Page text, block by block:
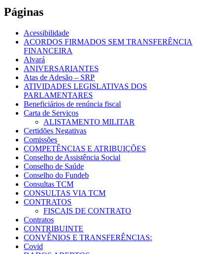
Páginas
Acessibilidade
ACORDOS FIRMADOS SEM TRANSFERÊNCIA
FINANCEIRA
Alvará
ANIVERSARIANTES
Atas de Adesão – SRP
ATIVIDADES LEGISLATIVAS DOS
PARLAMENTARES
Beneficiários de renúncia fiscal
Carta de Serviços
ALISTAMENTO MILITAR
Certidões Negativas
Comissões
COMPETÊNCIAS E ATRIBUIÇÕES
Conselho de Assistência Social
Conselho de Saúde
Conselho do Fundeb
Consultas TCM
CONSULTAS VIA TCM
CONTRATOS
FISCAIS DE CONTRATO
Contratos
CONTRIBUINTE
CONVÊNIOS E TRANSFERÊNCIAS:
Covid